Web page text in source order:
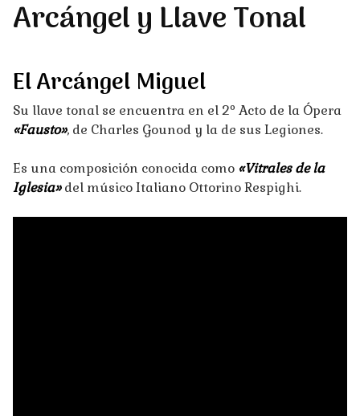
Arcángel y Llave Tonal
El Arcángel Miguel
Su llave tonal se encuentra en el 2º Acto de la Ópera
«Fausto», de Charles Gounod y la de sus Legiones.
Es una composición conocida como «Vitrales de la
Iglesia»del músico Italiano Ottorino Respighi.